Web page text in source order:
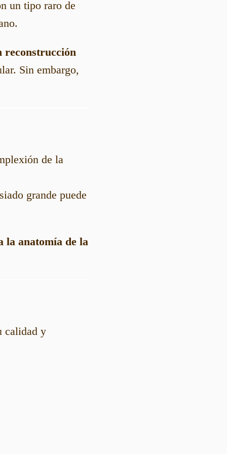
un tipo raro de
reconstrucción
Sin embargo,
de la
grande puede
la anatomía de la
calidad y